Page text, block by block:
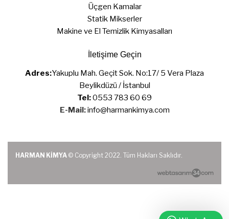
Üçgen Kamalar
Statik Mikserler
Makine ve El Temizlik Kimyasalları
İletişime Geçin
Adres:Yakuplu Mah. Geçit Sok. No:17/ 5 Vera Plaza
Beylikdüzü / İstanbul
Tel:0553 783 60 69
E-Mail:info@harmankimya.com
HARMAN KİMYA © Copyright 2022. Tüm Hakları Saklıdır.
web tasarım